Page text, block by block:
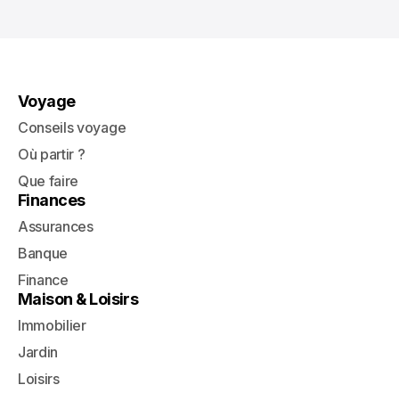
Voyage
Conseils voyage
Où partir ?
Que faire
Finances
Assurances
Banque
Finance
Maison & Loisirs
Immobilier
Jardin
Loisirs